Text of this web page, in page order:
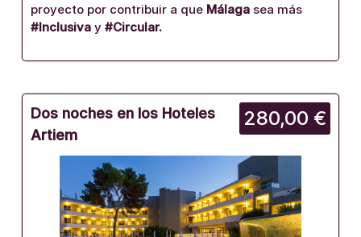
proyecto por contribuir a que Málaga sea más
#Inclusiva y #Circular.
280,00 €
Dos noches en los Hoteles
Artiem